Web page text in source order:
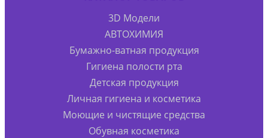
3D Модели
АВТОХИМИЯ
Бумажно-ватная продукция
Гигиена полости рта
Детская продукция
Личная гигиена и косметика
Моющие и чистящие средства
Обувная косметика